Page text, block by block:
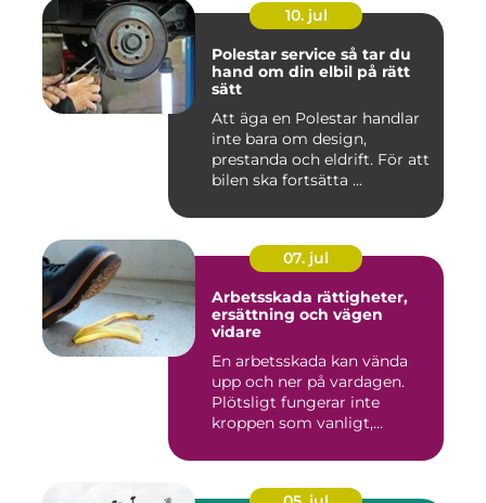
10. jul
Polestar service så tar du
hand om din elbil på rätt
sätt
Att äga en Polestar handlar
inte bara om design,
prestanda och eldrift. För att
bilen ska fortsätta ...
07. jul
Arbetsskada rättigheter,
ersättning och vägen
vidare
En arbetsskada kan vända
upp och ner på vardagen.
Plötsligt fungerar inte
kroppen som vanligt,